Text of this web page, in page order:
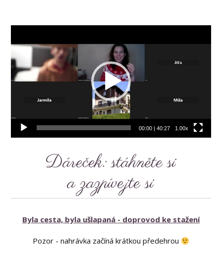
přehrávač
00:00| 40:27 1.00x
Dáreček: stáhněte si
a zazpívejte si
Byla cesta, byla ušlapaná - doprovod ke stažení
Pozor - nahrávka začíná krátkou předehrou